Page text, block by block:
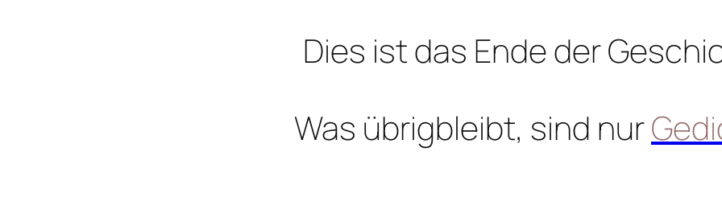
Dies ist das Ende der
Was übrigbleibt, sind nur